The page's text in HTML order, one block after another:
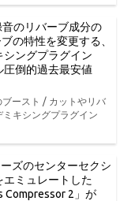
音のリバーブ成分の
の特性を変更する、
ングプラグイン
圧倒的過去最安値
ブースト / カットやリバ
キシングプラグイン
ーズのセンターセクシ
エミュレートした
Compressor 2」が